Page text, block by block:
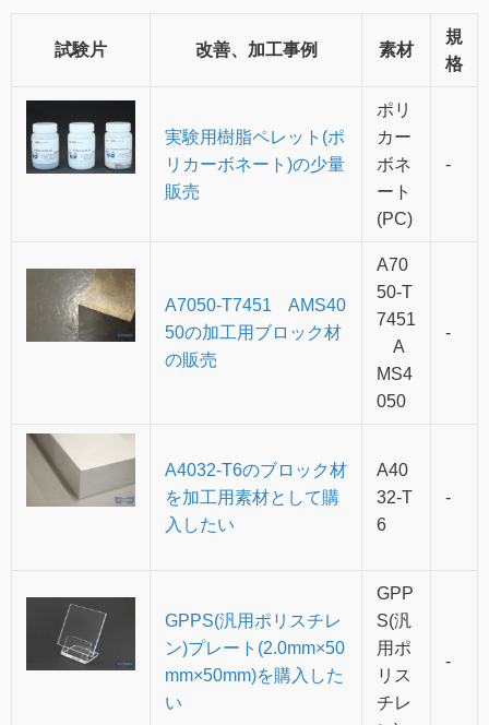
試験片 改善、加工事例 素材
規
格
実験用樹脂ペレット(ポ
リカーボネート)の少量
販売
ポリ
カー
ボネ
ート
(PC)
-
A7050-T7451 AMS40
50の加工用ブロック材
の販売
A70
50-T
7451
A
MS4
050
-
A4032-T6のブロック材
を加工用素材として購
入したい
A40
32-T
6
-
GPPS(汎用ポリスチレ
ン)プレート(2.0mm×50
mm×50mm)を購入した
い
GPP
S(汎
用ポ
リス
チレ
-